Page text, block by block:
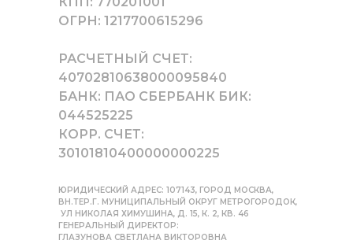
ОГРН: 1217700615296
РАСЧЕТНЫЙ СЧЕТ:
40702810638000095840
БАНК: ПАО СБЕРБАНК БИК:
044525225
КОРР. СЧЕТ:
30101810400000000225
ЮРИДИЧЕСКИЙ АДРЕС: 107143, ГОРОД МОСКВА,
ВН.ТЕР.Г. МУНИЦИПАЛЬНЫЙ ОКРУГ МЕТРОГОРОДОК,
УЛ НИКОЛАЯ ХИМУШИНА, Д. 15, К. 2, КВ. 46
ГЕНЕРАЛЬНЫЙ ДИРЕКТОР:
ГЛАЗУНОВА СВЕТЛАНА ВИКТОРОВНА